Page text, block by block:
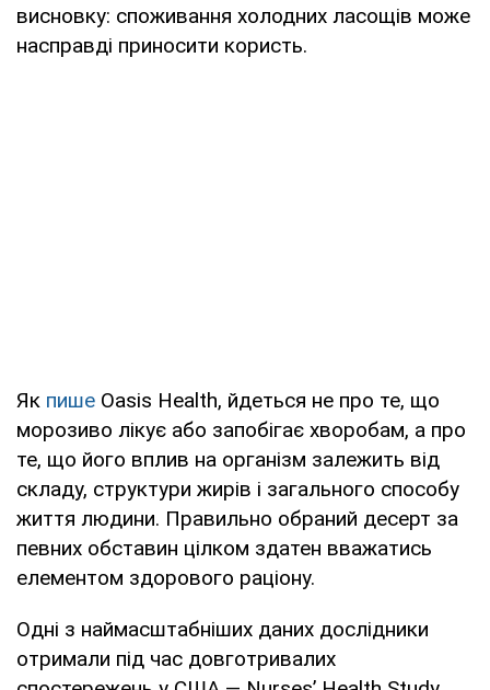
висновку: споживання холодних ласощів може
насправді приносити користь.
Як пише Oasis Health, йдеться не про те, що
морозиво лікує або запобігає хворобам, а про
те, що його вплив на організм залежить від
складу, структури жирів і загального способу
життя людини. Правильно обраний десерт за
певних обставин цілком здатен вважатись
елементом здорового раціону.
Одні з наймасштабніших даних дослідники
отримали під час довготривалих